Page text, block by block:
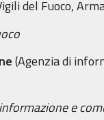
del Fuoco,
(Agenzia di
e